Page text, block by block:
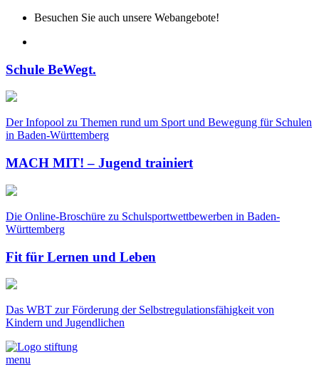
Besuchen Sie auch unsere Webangebote!
Schule BeWegt.
Der Infopool zu Themen rund um Sport und Bewegung für Schulen
in Baden-Württemberg
MACH MIT! – Jugend trainiert
Die Online-Broschüre zu Schulsportwettbewerben in Baden-
Württemberg
Fit für Lernen und Leben
Das WBT zur Förderung der Selbstregulationsfähigkeit von
Kindern und Jugendlichen
menu